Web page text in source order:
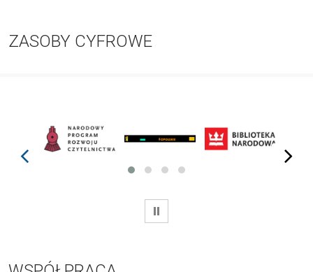
ZASOBY CYFROWE
prev next
WSTRZYMAJ